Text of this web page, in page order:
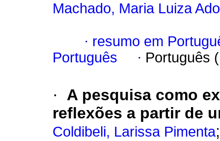
Machado, Maria Luiza
· resumo em
Português
· Português
·
A pesquisa como
reflexões a partir de
Coldibeli, Larissa Pimenta